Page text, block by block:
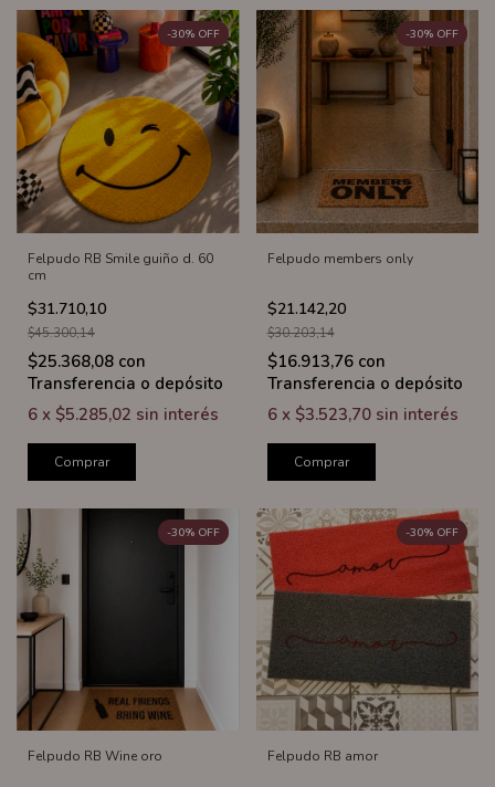
Felpudo RB Smile guiño d. 60
cm
$31.710,10
-30% OFF
$45.300,14
$25.368,08 con
Transferencia o depósito
6 x $5.285,02 sin interés
Comprar
Felpudo members only
$21.142,20
-30% OFF
$30.203,14
$16.913,76 con
Transferencia o depósito
6 x $3.523,70 sin interés
Comprar
Felpudo RB Wine oro
-30% OFF
Felpudo RB amor
-30% OFF